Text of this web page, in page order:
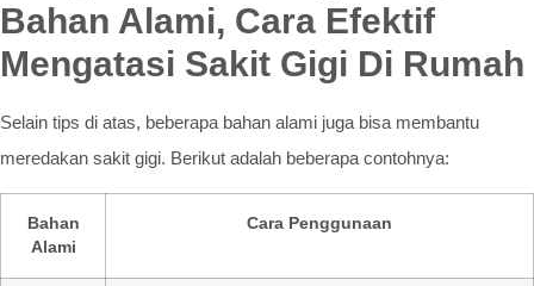
Bahan Alami, Cara Efektif
Mengatasi Sakit Gigi Di Rumah
Selain tips di atas, beberapa bahan alami juga bisa membantu
meredakan sakit gigi. Berikut adalah beberapa contohnya:
Bahan
Alami
Cara Penggunaan